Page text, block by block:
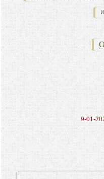
9-01-